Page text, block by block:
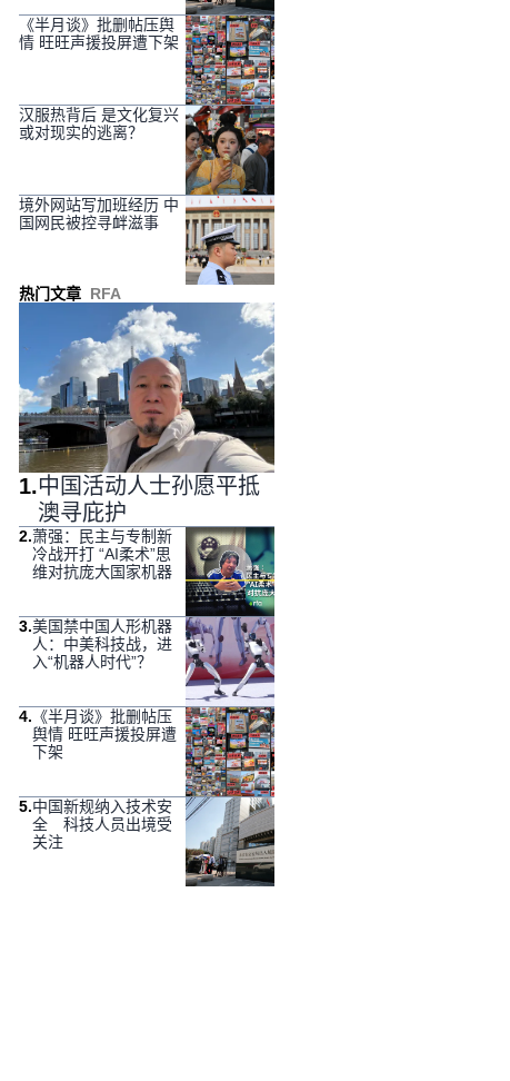
《半月谈》批删帖压舆
情 旺旺声援投屏遭下架
汉服热背后 是文化复兴
或对现实的逃离？
境外网站写加班经历 中
国网民被控寻衅滋事
热门文章 RFA
1.中国活动人士孙愿平抵
澳寻庇护
2.萧强：民主与专制新
冷战开打 “AI柔术”思
维对抗庞大国家机器
3.美国禁中国人形机器
人：中美科技战，进
入“机器人时代”？
4. 《半月谈》批删帖压
舆情 旺旺声援投屏遭
下架
5.中国新规纳入技术安
全 科技人员出境受
关注